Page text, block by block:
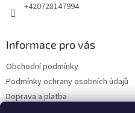
+420728147994
Informace pro vás
Obchodní podmínky
Podmínky ochrany osobních údajů
Doprava a platba